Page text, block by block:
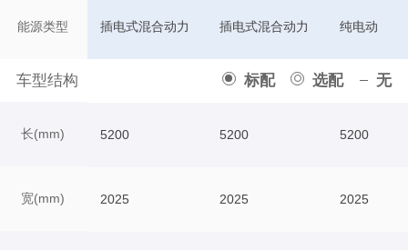
能源类型
车型结构 标配 选配 无
长(mm)
宽(mm)
插电式混合动力 插电式混合动力 纯电动
5200 5200 5200
2025 2025 2025